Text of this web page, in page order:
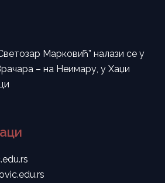
Марковић” налази се у
– на Неимару, у Хаџи